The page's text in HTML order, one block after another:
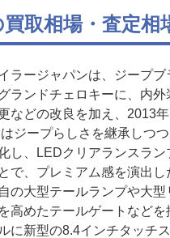
取相場・査定相
ラージャパンは、ジープ
ランドチェロキーに、内
などの改良を加え、2013
ジープらしさを継承しつ
し、LEDクリアランスラ
で、プレミアム感を演出
の大型テールランプや大
高めたテールゲートなどを
に新型の8.4インチタッチ